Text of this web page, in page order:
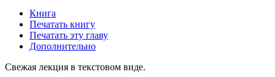
Книга
Печатать книгу
Печатать эту главу
Дополнительно
Свежая лекция в текстовом виде.